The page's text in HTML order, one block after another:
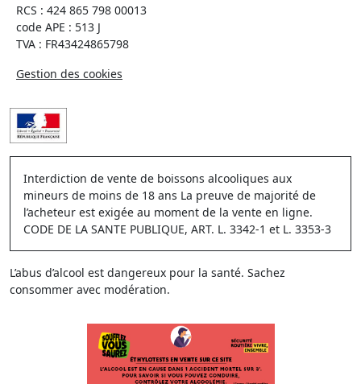
RCS : 424 865 798 00013
code APE : 513 J
TVA : FR43424865798
Gestion des cookies
Interdiction de vente de boissons alcooliques aux
mineurs de moins de 18 ans La preuve de majorité de
l’acheteur est exigée au moment de la vente en ligne.
CODE DE LA SANTE PUBLIQUE, ART. L. 3342-1 et L. 3353-3
L’abus d’alcool est dangereux pour la santé. Sachez
consommer avec modération.